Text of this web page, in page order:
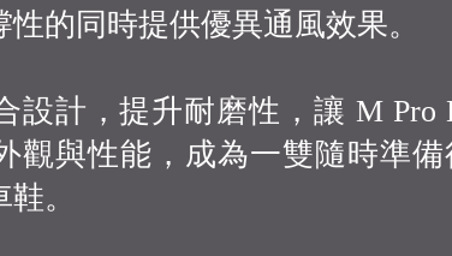
的同時提供優異通風效果。
設計，提升耐磨性，讓 M Pro
觀與性能，成為一雙隨時準備
。